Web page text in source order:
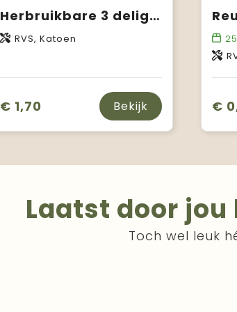
Herbruikbare 3 delige set RVS rietjes
RVS, Katoen
€ 1,70 Bekijk €
Laatst door jou
Toch wel leuk